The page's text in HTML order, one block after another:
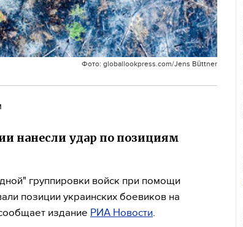
Фото: globallookpress.com/Jens Büttner
нанесли удар по позициям
группировки войск при помощи
позиции украинских боевиков на
издание РИА Новости